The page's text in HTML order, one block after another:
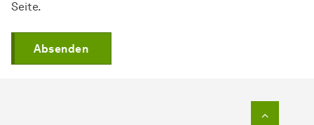
Seite.
Absenden